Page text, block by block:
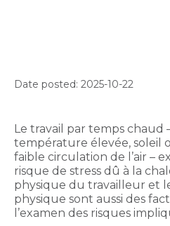
Date posted: 2025-10-22
Le travail par temps chaud
température élevée, soleil
faible circulation de l’air –
risque de stress dû à la
physique du travailleur et
physique sont aussi des
l’examen des risques